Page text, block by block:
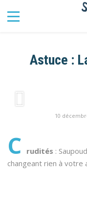
Astuce :
10
C rudités :
changeant rien à votre